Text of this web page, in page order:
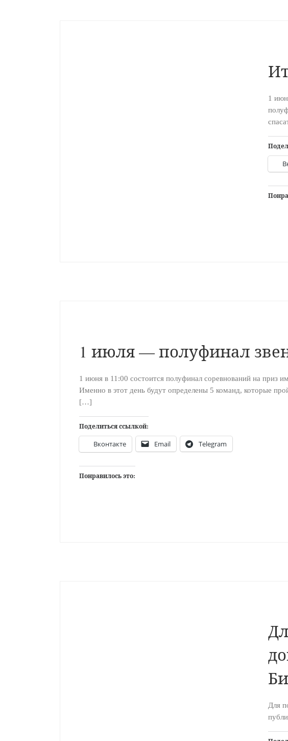
1
1 июля — полуфинал
1 июня в 11:00 состоится полуфинал соревнований на приз
Именно в этот день будут определены 5 команд, которые
[…]
Поделиться ссылкой:
Вконтакте Email Telegram
Понравилось это:
Для